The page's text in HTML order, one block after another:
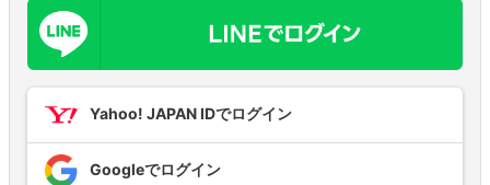
Yahoo! JAPAN IDでログイン
Googleでログイン